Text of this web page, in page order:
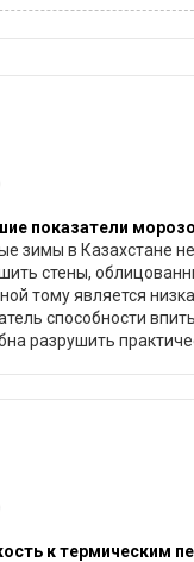
показатели
зимы в Казахстане
стены,
тому является
способности
разрушить
к термическим